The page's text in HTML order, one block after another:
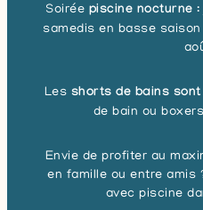
Soirée piscine nocturne :
samedis en basse
Les shorts de bains
de bain ou
Envie de profiter au
en famille ou entre amis
avec piscine